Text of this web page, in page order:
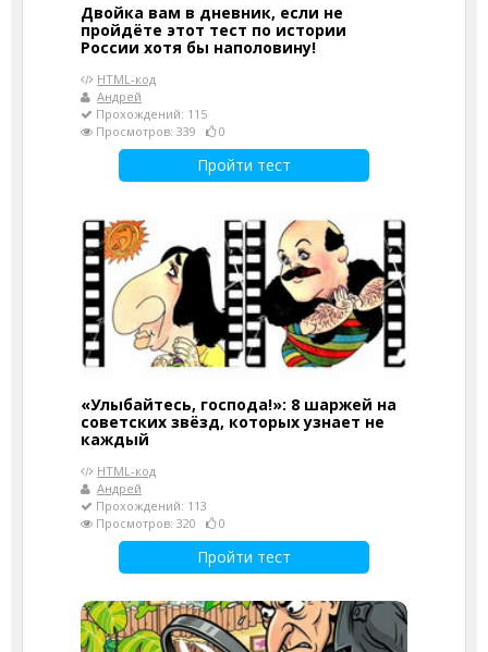
Двойка вам в дневник, если не
пройдёте этот тест по истории
России хотя бы наполовину!
HTML-код
Андрей
Прохождений: 115
Просмотров: 339
0
Пройти тест
«Улыбайтесь, господа!»: 8 шаржей на
советских звёзд, которых узнает не
каждый
HTML-код
Андрей
Прохождений: 113
Просмотров: 320
0
Пройти тест